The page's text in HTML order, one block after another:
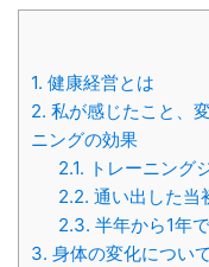
1. 健康経営とは
2. 私が感じたこと、
ニングの効果
2.1. トレーニング
2.2. 通い出した当
2.3. 半年から1年
3. 身体の変化について